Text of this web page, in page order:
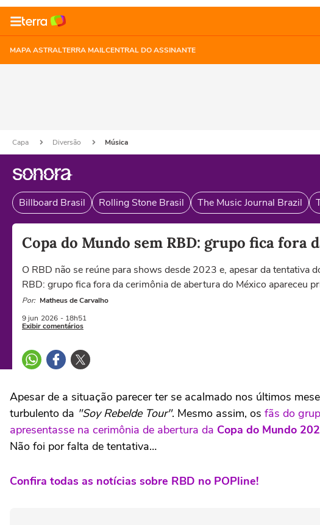
MAPA ASTRALTERRA MAILCENTRAL DO ASSINANTE
Capa Diversão Música
Billboard Brasil Rolling Stone Brasil The Music Journal Brazil
Copa do Mundo sem RBD: grupo fica fora
O RBD não se reúne para shows desde 2023 e, apesar da tentativa
RBD: grupo fica fora da cerimônia de abertura do México apareceu
Por: Matheus de Carvalho
9 jun 2026 - 18h51
Exibir comentários
Apesar de a situação parecer ter se acalmado nos últimos
turbulento da "Soy Rebelde Tour". Mesmo assim, os fãs do
apresentasse na cerimônia de abertura da Copa do Mundo
Não foi por falta de tentativa…
Confira todas as notícias sobre RBD no POPline!